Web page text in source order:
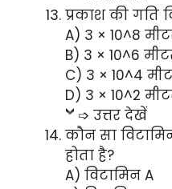
प्रकाश की गति
A) 3 × 10^8
B) 3 × 10^6
C) 3 × 10^4
D) 3 × 10^2
➩ उत्तर देखें
कौन सा
होता है?
A) विटामिन A